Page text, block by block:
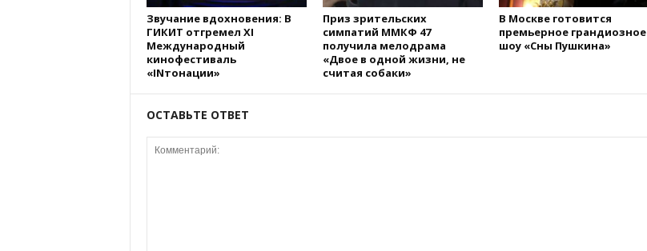
Звучание вдохновения: В
ГИКИТ отгремел XI
Международный
кинофестиваль
«INтонации»
Приз зрительских
симпатий ММКФ 47
получила мелодрама
«Двое в одной жизни, не
считая собаки»
В Москве готовится
премьерное грандиозное
шоу «Сны Пушкина»
ОСТАВЬТЕ ОТВЕТ